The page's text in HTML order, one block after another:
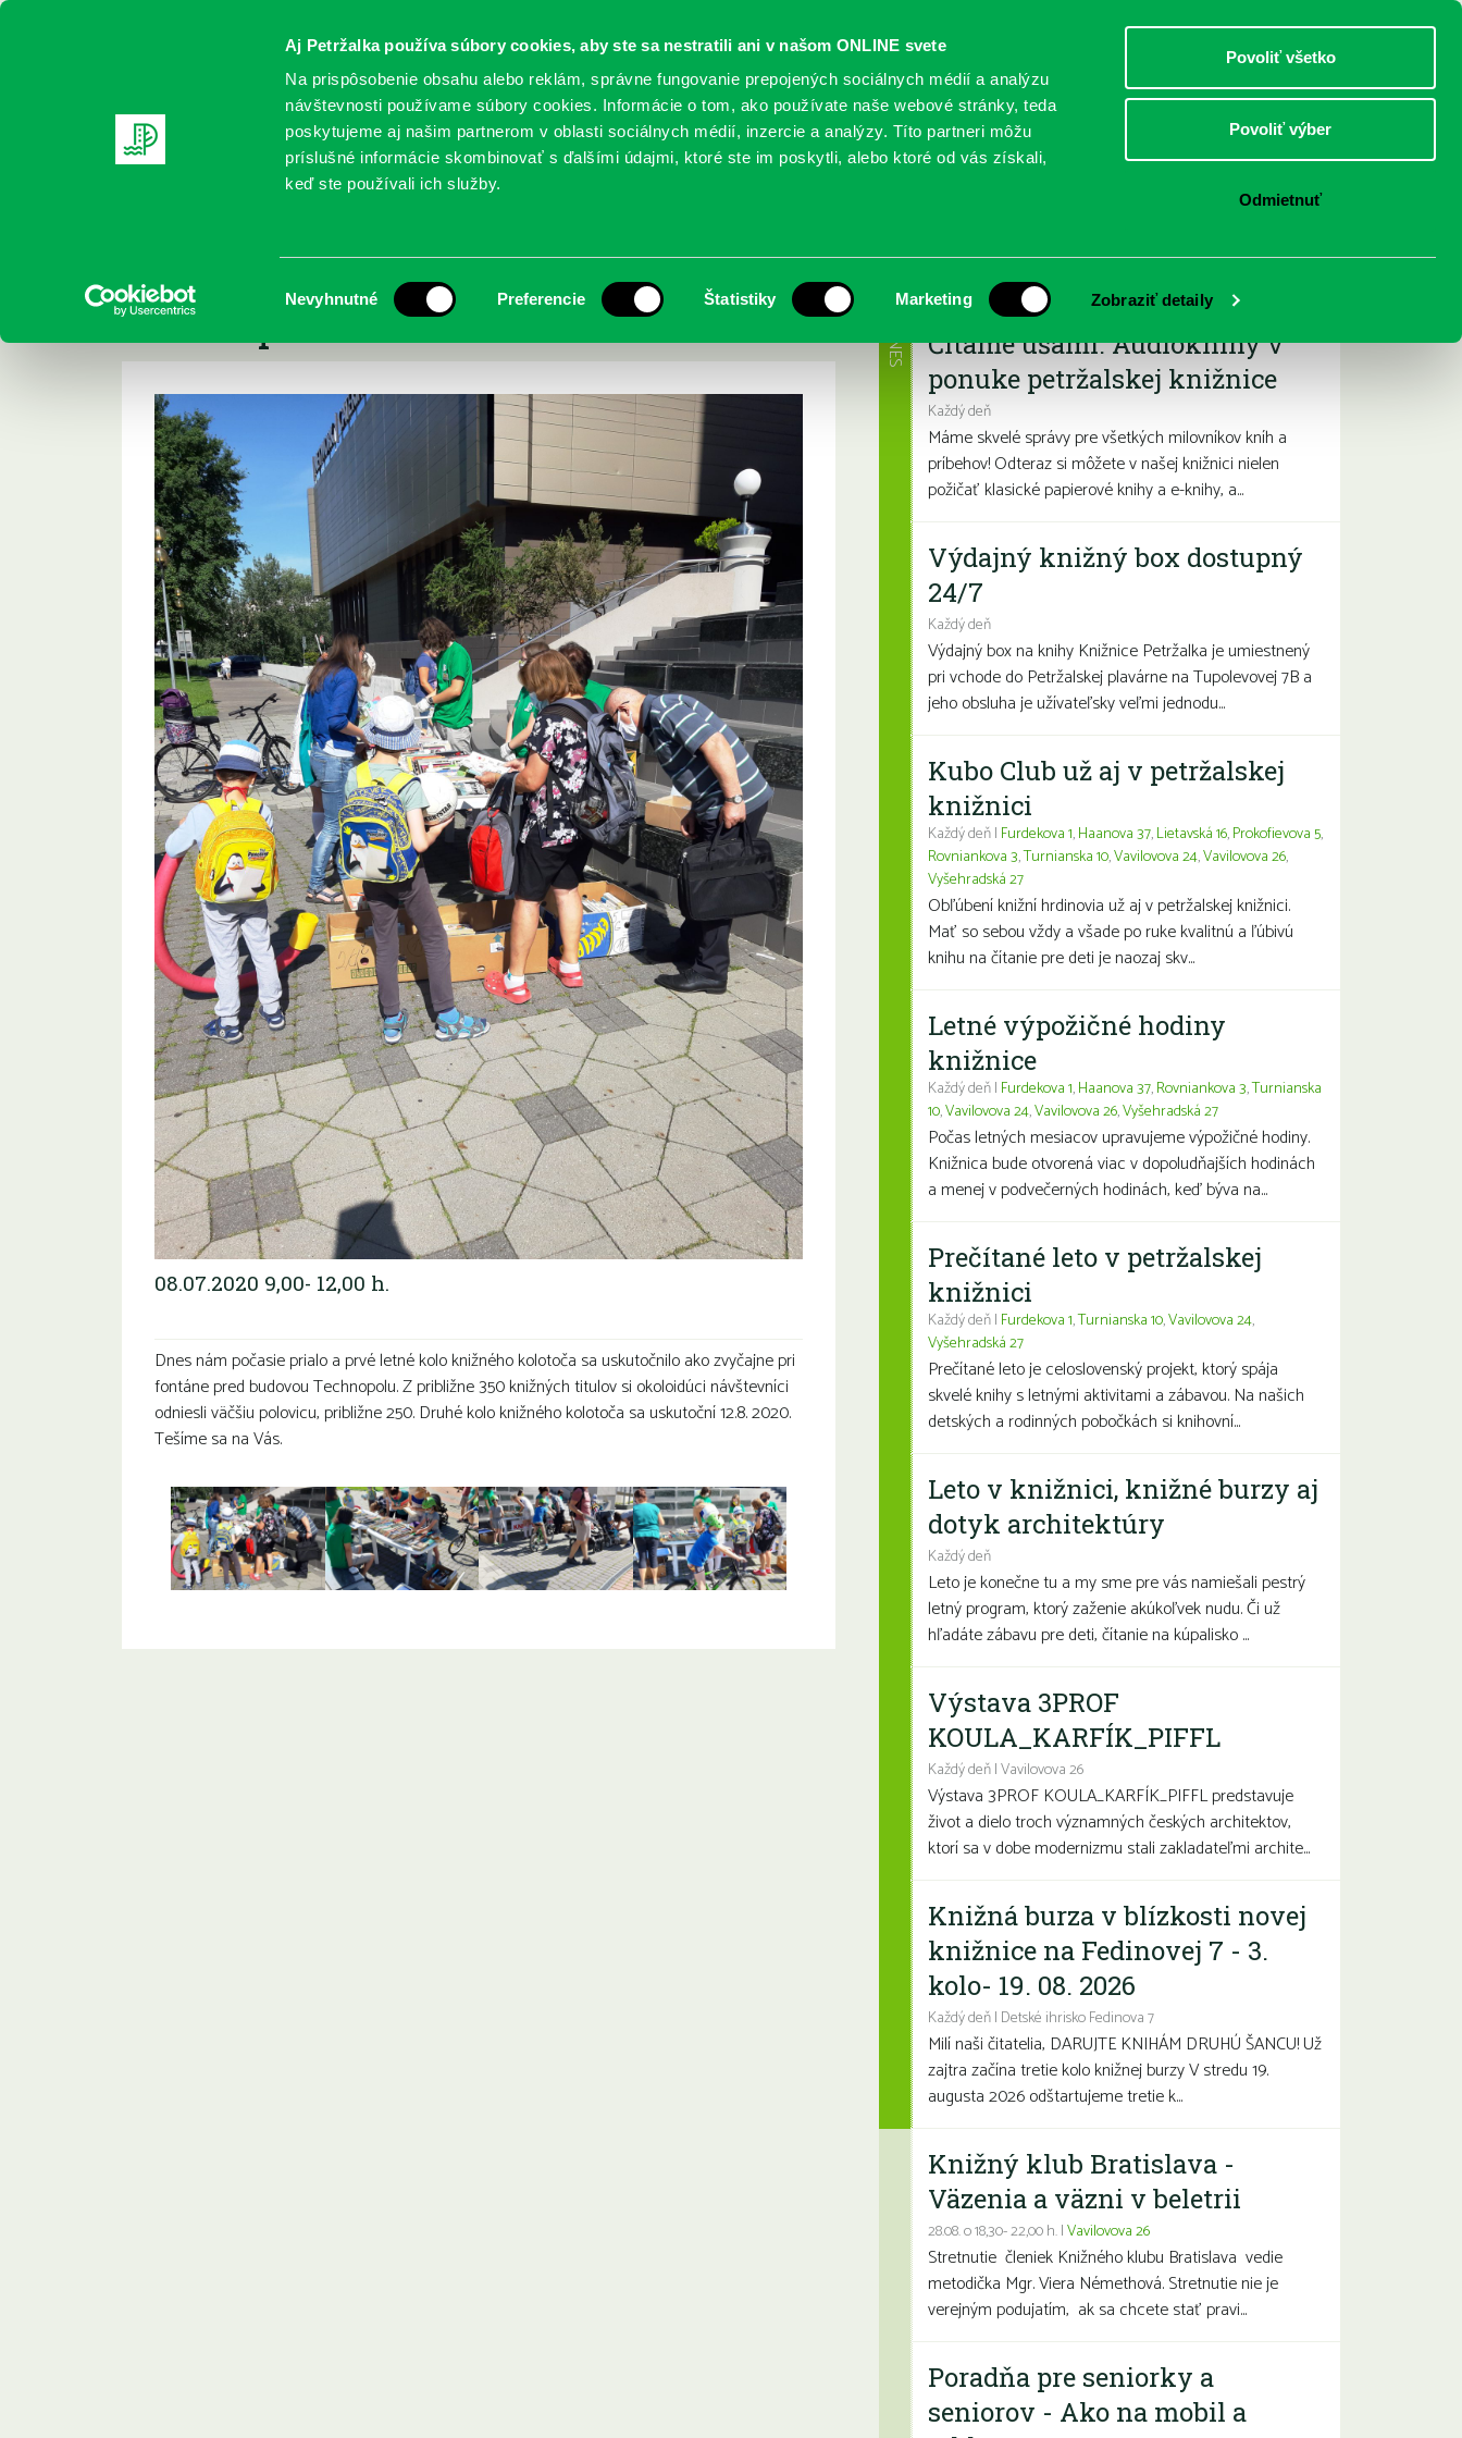
Aj Petržalka používa súbory cookies, aby ste sa nestratili ani v našom ONLINE svete
Na prispôsobenie obsahu alebo reklám, správne fungovanie prepojených sociálnych médií a analýzu
návštevnosti používame súbory cookies. Informácie o tom, ako používate naše webové stránky, teda
poskytujeme aj našim partnerom v oblasti sociálnych médií, inzercie a analýzy. Títo partneri môžu
príslušné informácie skombinovať s ďalšími údajmi, ktoré ste im poskytli, alebo ktoré od vás získali,
keď ste používali ich služby.
súhlasu
Nevyhnutné Preferencie Štatistiky Marketing Zobraziť detaily
Povoliť všetko
Povoliť výber
Odmietnuť
DOSPELÍ
REGISTRUJTE SA ONLINE KATALÓGY SLUŽBY PODUJATIA POBOČKY O KNIŽNICI
Knižný kolotoč pred fontánou
Technopolu
08.07.2020 9,00- 12,00 h.
Dnes nám počasie prialo a prvé letné kolo knižného kolotoča sa uskutočnilo ako zvyčajne pri
fontáne pred budovou Technopolu. Z približne 350 knižných titulov si okoloidúci návštevníci
odniesli väčšiu polovicu, približne 250. Druhé kolo knižného kolotoča sa uskutoční 12.8. 2020.
Tešíme sa na Vás.
Najbližšie podujatia
Čítame ušami. Audioknihy v
ponuke petržalskej knižnice
Každý deň
Máme skvelé správy pre všetkých milovníkov kníh a
príbehov! Odteraz si môžete v našej knižnici nielen
požičať klasické papierové knihy a e-knihy, a...
DNES
Výdajný knižný box dostupný
24/7
Každý deň
Výdajný box na knihy Knižnice Petržalka je umiestnený
pri vchode do Petržalskej plavárne na Tupolevovej 7B a
jeho obsluha je užívateľsky veľmi jednodu...
Kubo Club už aj v petržalskej
knižnici
Každý deň | Furdekova 1,Haanova 37,Lietavská 16,Prokofievova 5,
Rovniankova 3,Turnianska 10,Vavilovova 24,Vavilovova 26,
Vyšehradská 27
Obľúbení knižní hrdinovia už aj v petržalskej knižnici.
Mať so sebou vždy a všade po ruke kvalitnú a ľúbivú
knihu na čítanie pre deti je naozaj skv...
Letné výpožičné hodiny
knižnice
Každý deň | Furdekova 1,Haanova 37,Rovniankova 3,Turnianska
10,Vavilovova 24,Vavilovova 26,Vyšehradská 27
Počas letných mesiacov upravujeme výpožičné hodiny.
Knižnica bude otvorená viac v dopoludňajších hodinách
a menej v podvečerných hodinách, keď býva na...
Prečítané leto v petržalskej
knižnici
Každý deň | Furdekova 1,Turnianska 10,Vavilovova 24,
Vyšehradská 27
Prečítané leto je celoslovenský projekt, ktorý spája
skvelé knihy s letnými aktivitami a zábavou. Na našich
detských a rodinných pobočkách si knihovní...
Leto v knižnici, knižné burzy aj
dotyk architektúry
Každý deň
Leto je konečne tu a my sme pre vás namiešali pestrý
letný program, ktorý zaženie akúkoľvek nudu. Či už
hľadáte zábavu pre deti, čítanie na kúpalisko ...
Výstava 3PROF
KOULA_KARFÍK_PIFFL
Každý deň | Vavilovova 26
Výstava 3PROF KOULA_KARFÍK_PIFFL predstavuje
život a dielo troch významných českých architektov,
ktorí sa v dobe modernizmu stali zakladateľmi archite...
Knižná burza v blízkosti novej
knižnice na Fedinovej 7 - 3.
kolo- 19. 08. 2026
Každý deň | Detské ihrisko Fedinova 7
Milí naši čitatelia, DARUJTE KNIHÁM DRUHÚ ŠANCU! Už
zajtra začína tretie kolo knižnej burzy V stredu 19.
augusta 2026 odštartujeme tretie k...
Knižný klub Bratislava -
Väzenia a väzni v beletrii
28.08. o 18,30- 22,00 h. |Vavilovova 26
Stretnutie členiek Knižného klubu Bratislava vedie
metodička Mgr. Viera Némethová. Stretnutie nie je
verejným podujatím, ak sa chcete stať pravi...
Poradňa pre seniorky a
seniorov - Ako na mobil a